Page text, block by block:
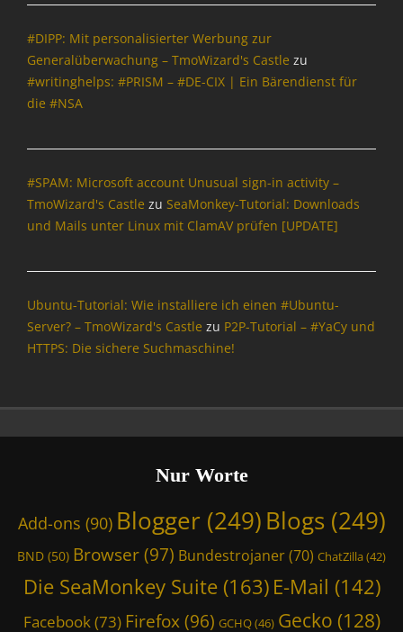
#DIPP: Mit personalisierter Werbung zur
Generalüberwachung – TmoWizard's Castle zu
#writinghelps: #PRISM – #DE-CIX | Ein Bärendienst für
die #NSA
#SPAM: Microsoft account Unusual sign-in activity –
TmoWizard's Castle zu SeaMonkey-Tutorial: Downloads
und Mails unter Linux mit ClamAV prüfen [UPDATE]
Ubuntu-Tutorial: Wie installiere ich einen #Ubuntu-
Server? – TmoWizard's Castle zu P2P-Tutorial – #YaCy und
HTTPS: Die sichere Suchmaschine!
Nur Worte
Add-ons (90) Blogger (249) Blogs(249)
BND (50) Browser (97) Bundestrojaner(70) ChatZilla(42)
Die SeaMonkey Suite(163) E-Mail (142)
Facebook(73) Firefox(96) GCHQ(46) Gecko (128)